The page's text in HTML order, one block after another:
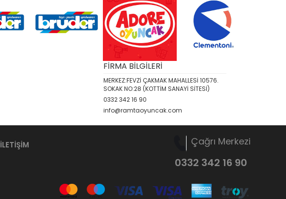
FİRMA BİLGİLERİ
MERKEZ:FEVZİ ÇAKMAK MAHALLESİ 10576.
SOKAK NO:28 (KOTTİM SANAYİ SİTESİ)
0332 342 16 90
info@ramtaoyuncak.com
İLETİŞİM Çağrı Merkezi
0332 342 16 90